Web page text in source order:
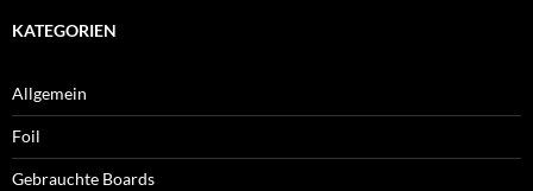
KATEGORIEN
Allgemein
Foil
Gebrauchte Boards